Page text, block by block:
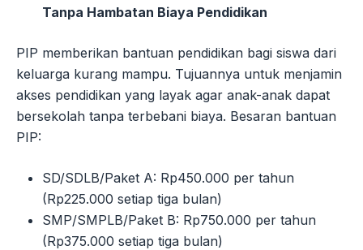
Tanpa Hambatan Biaya Pendidikan
PIP memberikan bantuan pendidikan bagi siswa dari
keluarga kurang mampu. Tujuannya untuk menjamin
akses pendidikan yang layak agar anak-anak dapat
bersekolah tanpa terbebani biaya. Besaran bantuan
PIP:
SD/SDLB/Paket A: Rp450.000 per tahun
(Rp225.000 setiap tiga bulan)
SMP/SMPLB/Paket B: Rp750.000 per tahun
(Rp375.000 setiap tiga bulan)